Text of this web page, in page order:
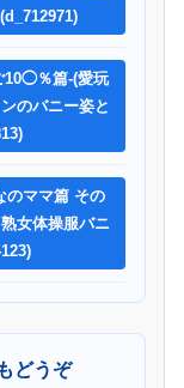
10◯％篇-(愛玩
のバニー姿と
のママ篇 その
女体操服バニ
どうぞ